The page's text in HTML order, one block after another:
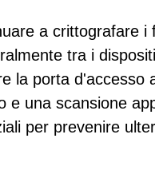
a crittografare i
tra i
la porta d'accesso
e una scansione
per prevenire